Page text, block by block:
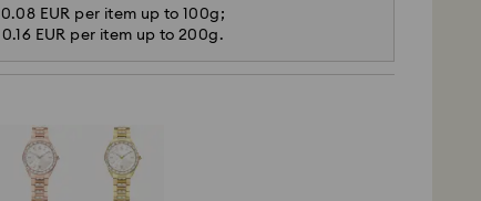
0.08 EUR per item up to 100g;
0.16 EUR per item up to 200g.